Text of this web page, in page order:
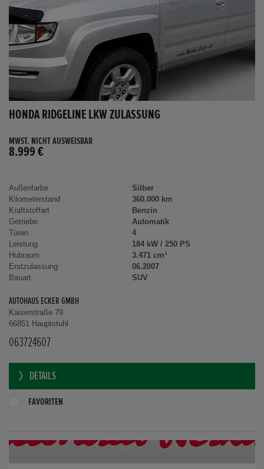
HONDA RIDGELINE LKW ZULASSUNG
MWST. NICHT AUSWEISBAR
8.999 €
Außenfarbe
Silber
Kilometerstand
360.000 km
Kraftstoffart
Benzin
Getriebe
Automatik
Türen
4
Leistung
184 kW / 250 PS
Hubraum
3.471 cm³
Erstzulassung
06.2007
Bauart
SUV
AUTOHAUS ECKER GMBH
Kaiserstraße 79
66851 Hauptstuhl
063724607
DETAILS
FAVORITEN